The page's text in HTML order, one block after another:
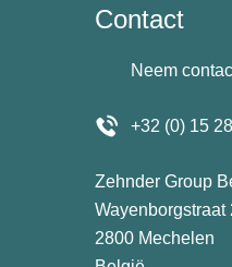
Contact
Neem
+32 (0) 15
Zehnder Group
Wayenborgstraat
2800 Mechelen